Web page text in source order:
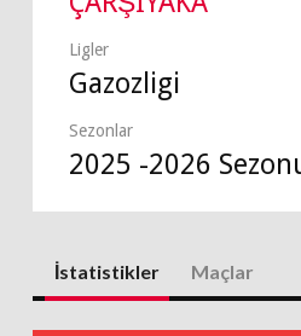
Ligler
Gazozligi
Sezonlar
2025 -2026
İstatistikler Maçlar